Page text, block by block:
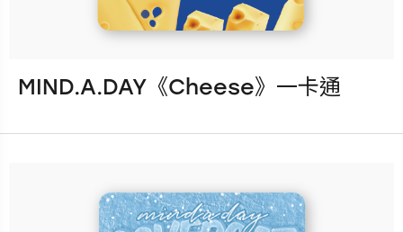
更多銷售據點
發行：2026-08-05
卡種：一卡通儲值卡-普通卡
說明：收錄於
MIND.A.DAY《Cheese》一卡通